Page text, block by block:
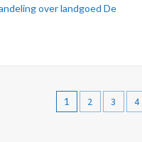
over landgoed De
1 2 3 4